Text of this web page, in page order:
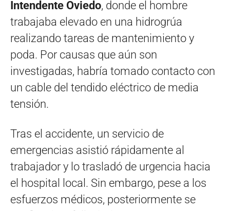
Intendente Oviedo, donde el hombre
trabajaba elevado en una hidrogrúa
realizando tareas de mantenimiento y
poda. Por causas que aún son
investigadas, habría tomado contacto con
un cable del tendido eléctrico de media
tensión.
Tras el accidente, un servicio de
emergencias asistió rápidamente al
trabajador y lo trasladó de urgencia hacia
el hospital local. Sin embargo, pese a los
esfuerzos médicos, posteriormente se